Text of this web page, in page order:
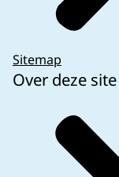
Sitemap
Over deze site